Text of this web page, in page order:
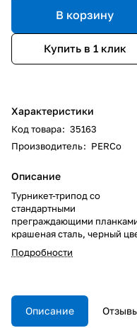
В корзину
Купить в 1 клик
Характеристики
Код товара: 35163
Производитель: PERCo
Описание
Турникет-трипод со
стандартными
преграждающими
крашеная сталь, черный
Подробности
Описание